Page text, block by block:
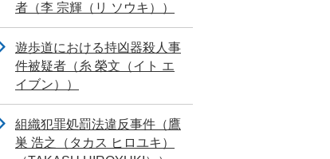
者（李 宗輝（リ ソウキ））
遊歩道における持凶器殺人事
件被疑者（糸 榮文（イト エ
イブン））
組織犯罪処罰法違反事件（鷹
巣 浩之（タカス ヒロユキ）